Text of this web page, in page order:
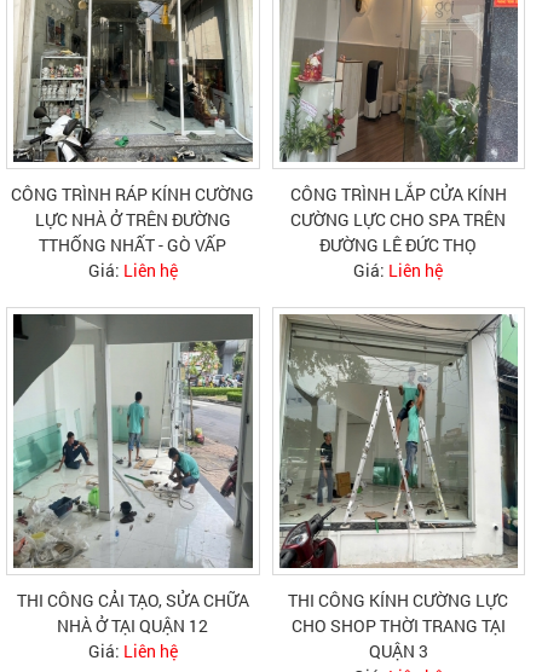
CÔNG TRÌNH RÁP KÍNH CƯỜNG
LỰC NHÀ Ở TRÊN ĐƯỜNG
TTHỐNG NHẤT - GÒ VẤP
Giá: Liên hệ
CÔNG TRÌNH LẮP CỬA KÍNH
CƯỜNG LỰC CHO SPA TRÊN
ĐƯỜNG LÊ ĐỨC THỌ
Giá: Liên hệ
THI CÔNG CẢI TẠO, SỬA CHỮA
NHÀ Ở TẠI QUẬN 12
Giá: Liên hệ
THI CÔNG KÍNH CƯỜNG LỰC
CHO SHOP THỜI TRANG TẠI
QUẬN 3